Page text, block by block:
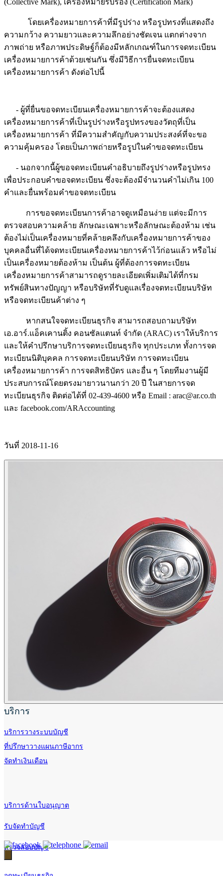
(Collective Mark), เครื่องหมายรับรอง (Certification Mark)
โดยเครื่องหมายการค้าที่มีรูปร่าง หรือรูปทรงที่แสดงถึง
ความกว้าง ความยาวและความลึกอย่างชัดเจน แตกต่างจาก
ภาพถ่าย หรือภาพประดิษฐ์ก็ต้องมีหลักเกณฑ์ในการจดทะเบียน
เครื่องหมายการค้าด้วยเช่นกัน ซึ่งมีวิธีการยื่นจดทะเบียน
เครื่องหมายการค้า ดังต่อไปนี้
- ผู้ที่ยื่นขอจดทะเบียนเครื่องหมายการค้าจะต้องแสดง
เครื่องหมายการค้าที่เป็นรูปร่างหรือรูปทรงของวัตถุที่เป็น
เครื่องหมายการค้า ที่มีความสำคัญกับความประสงค์ที่จะขอ
ความคุ้มครอง โดยเป็นภาพถ่ายหรือรูปในคำขอจดทะเบียน
- นอกจากนี้ผู้ขอจดทะเบียนคำอธิบายถึงรูปร่างหรือรูปทรง
เพื่อประกอบคำขอจดทะเบียน ซึ่งจะต้องมีจำนวนคำไม่เกิน 100
คำและยื่นพร้อมคำขอจดทะเบียน
การขอจดทะเบียนการค้าอาจดูเหมือนง่าย แต่จะมีการ
ตรวจสอบความคล้าย ลักษณะเฉพาะหรือลักษณะต้องห้าม เช่น
ต้องไม่เป็นเครื่องหมายที่คล้ายคลึงกับเครื่องหมายการค้าของ
บุคคลอื่นที่ได้จดทะเบียนเครื่องหมายการค้าไว้ก่อนแล้ว หรือไม่
เป็นเครื่องหมายต้องห้าม เป็นต้น ผู้ที่ต้องการจดทะเบียน
เครื่องหมายการค้าสามารถดูรายละเอียดเพิ่มเติมได้ที่กรม
ทรัพย์สินทางปัญญา หรือบริษัทที่รับดูแลเรื่องจดทะเบียนบริษัท
หรือจดทะเบียนค้าต่าง ๆ
หากสนใจจดทะเบียนธุรกิจ สามารถสอบถามบริษัท
เอ.อาร์.แอ็คเคานติ้ง คอนซัลแตนท์ จำกัด (ARAC) เราให้บริการ
และให้คำปรึกษาบริการจดทะเบียนธุรกิจ ทุกประเภท ทั้งการจด
ทะเบียนนิติบุคคล การจดทะเบียนบริษัท การจดทะเบียน
เครื่องหมายการค้า การจดสิทธิบัตร และอื่น ๆ โดยทีมงานผู้มี
ประสบการณ์โดยตรงมายาวนานกว่า 20 ปี ในสายการจด
ทะเบียนธุรกิจ ติดต่อได้ที่ 02-439-4600 หรือ Email : arac@ar.co.th
และ facebook.com/ARAccounting
วันที่ 2018-11-16
บริการ
บริการวางระบบบัญชี
ที่ปรึกษาวางแผนภาษีอากร
จัดทำเงินเดือน
บริการด้านใบอนุญาต
รับจัดทำบัญชี
ตรวจสอบบัญชี